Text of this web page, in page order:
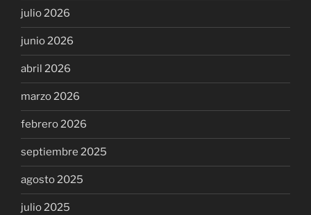
julio 2026
junio 2026
abril 2026
marzo 2026
febrero 2026
septiembre 2025
agosto 2025
julio 2025